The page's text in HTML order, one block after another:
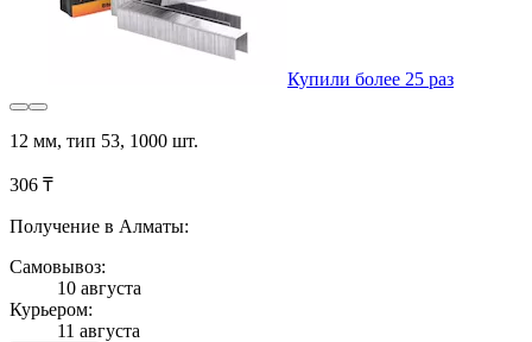
Купили более 25 раз
12 мм, тип 53, 1000 шт.
306 ₸
Получение в Алматы:
Самовывоз:
10 августа
Курьером:
11 августа